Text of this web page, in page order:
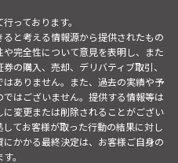
っております。
と考える情報源から提供されたもの
完全性について意見を表明し、また
の購入、売却、デリバティブ取引、
ありません。また、過去の実績や予
はございません。提供する情報等は
変更または削除されることがござい
てお客様が取った行動の結果に対し
かかる最終決定は、お客様ご自身の
。